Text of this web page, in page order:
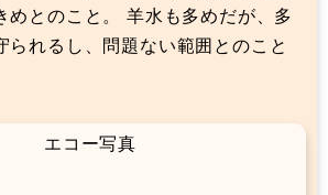
めとのこと。 羊水も多めだが、多
られるし、問題ない範囲とのこと